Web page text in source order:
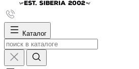
Каталог